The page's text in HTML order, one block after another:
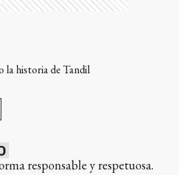
la historia de Tandil
responsable y respetuosa.